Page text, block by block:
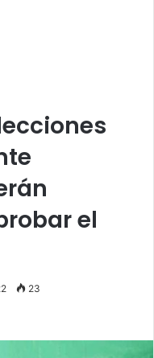
el
23